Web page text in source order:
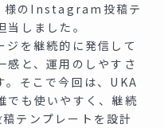
様のInstagram投稿テ
しました。
ジを継続的に発信して
感と、運用のしやすさ
。そこで今回は、UKA
でも使いやすく、継続
テンプレートを設計